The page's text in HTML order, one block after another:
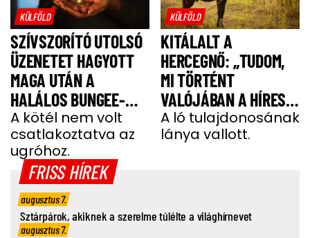
KÜLFÖLD
SZÍVSZORÍTÓ UTOLSÓ
ÜZENETET HAGYOTT
MAGA UTÁN A
HALÁLOS BUNGEE-
UGRÁS ELŐTT A
FIATAL NŐ
A kötél nem volt
csatlakoztatva az
ugróhoz.
KÜLFÖLD
KITÁLALT A
HERCEGNŐ: „TUDOM,
MI TÖRTÉNT
VALÓJÁBAN A HÍRES
SHERGAR CSŐDÖRREL”
A ló tulajdonosának
lánya vallott.
FRISS HÍREK
augusztus 7.
Sztárpárok, akiknek a szerelme túlélte a világhírnevet
augusztus 7.